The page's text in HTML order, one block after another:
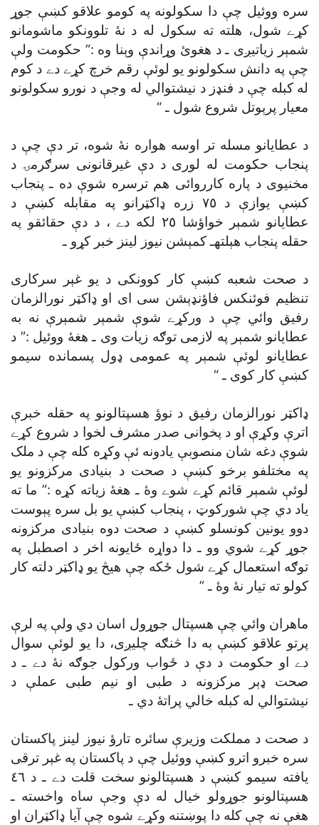
سره ووئيل چې دا سکولونه په کومو علاقو کښې جوړ
کړے شول، هلته ته سکول له د نۀ تلوونکو ماشومانو
شمېر زياتيږى ـ د هغوئ وړاندې وېنا وه :” حکومت ولې
چې په دانش سکولونو يو لوئې رقم خرچ کړے دے د کوم
له کبله چې د فنډز د نيشتوالي له وجې د نورو سکولونو
معيار پرېوتل شروع شول ـ “
د عطايانو مسله تر اوسه هواره نۀ شوه، تر دې چې د
پنجاب حکومت له لورى د دې غيرقانونى سرګرمۍ د
مخنيوى د پاره کارروائى هم ترسره شوې ده ـ پنجاب
کښې يوازې د ٧٥ زره ډاکټرانو په مقابله کښې د
عطايانو شمېر خواؤشا ٢٥ لکه دے ، د دې حقائقو په
حقله پنجاب هېلتهـ کمېشن نيوز لينز خبر کړو ـ
د صحت شعبه کښې کار کوونکى د يو غېر سرکارى
تنظيم فوئنکس فاؤنډېشن سى اى او ډاکټر نورالزمان
رفيق وائي چې د ورکړے شوې شمېر شمېرې نه به
عطايانو شمېر په لازمى توګه زيات وى ـ هغۀ ووئيل :” د
عطايانو لوئې شمېر په عمومى ډول پسمانده سيمو
کښې کار کوى ـ “
ډاکټر نورالزمان رفيق د نوؤ هسپتالونو په حقله خبرې
اترې وکړې او د پخوانى صدر مشرف لخوا د شروع کړے
شوې دغه شان منصوبې يادونه ئې وکړه کله چې د ملک
په مختلفو برخو کښې د صحت د بنيادى مرکزونو يو
لوئې شمېر قائم کړے شوے وۀ ـ هغۀ زياته کړه :” ما ته
ياد دي چې شورکوټ ، پنجاب کښې يو بل سره پېوست
دوو يونين کونسلو کښې د صحت دوه بنيادى مرکزونه
جوړ کړے شوي وو ـ دا دواړه ځايونه اخر د اصطبل په
توګه استعمال کړے شول ځکه چې هيڅ يو ډاکټر دلته کار
کولو ته تيار نۀ وۀ ـ ”
ماهران وائي چې هسپتال جوړول اسان دي ولې په لرې
پرتو علاقو کښې به دا څنګه چليږى، دا يو لوئې سوال
دے او حکومت د دې د ځواب ورکول جوګه نۀ دے ـ د
صحت ډېر مرکزونه د طبى او نيم طبى عملې د
نيشتوالي له کبله خالي پراتۀ دي ـ
د صحت د مملکت وزيرې سائره تارؤ نيوز لينز پاکستان
سره خبرو اترو کښې ووئيل چې د پاکستان په غېر ترقى
يافته سيمو کښې د هسپتالونو سخت قلت دے ـ د ٤٦
هسپتالونو جوړولو خيال له دې وجې ساه واخسته ـ
هغې نه چې کله دا پوښتنه وکړے شوه چې آيا ډاکټران او